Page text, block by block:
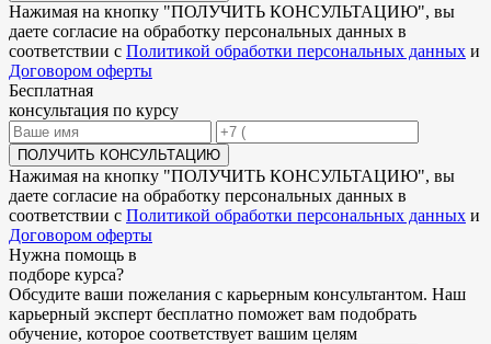
Нажимая на кнопку "ПОЛУЧИТЬ КОНСУЛЬТАЦИЮ", вы
даете согласие на обработку персональных данных в
соответствии с Политикой обработки персональных данных и
Договором оферты
Бесплатная
консультация по курсу
ПОЛУЧИТЬ КОНСУЛЬТАЦИЮ
Нажимая на кнопку "ПОЛУЧИТЬ КОНСУЛЬТАЦИЮ", вы
даете согласие на обработку персональных данных в
соответствии с Политикой обработки персональных данных и
Договором оферты
Нужна помощь в
подборе курса?
Обсудите ваши пожелания с карьерным консультантом. Наш
карьерный эксперт бесплатно поможет вам подобрать
обучение, которое соответствует вашим целям